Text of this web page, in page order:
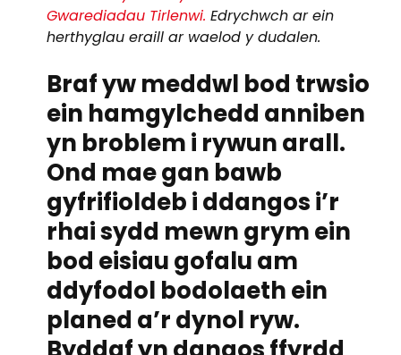
Gwarediadau Tirlenwi. Edrychwch ar ein
herthyglau eraill ar waelod y dudalen.
Braf yw meddwl bod trwsio
ein hamgylchedd anniben
yn broblem i rywun arall.
Ond mae gan bawb
gyfrifioldeb i ddangos i’r
rhai sydd mewn grym ein
bod eisiau gofalu am
ddyfodol bodolaeth ein
planed a’r dynol ryw.